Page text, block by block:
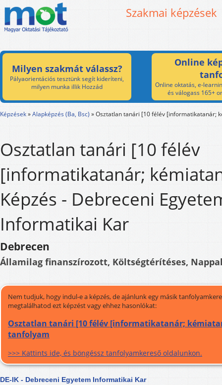
Szakmai képzések
Milyen szakmát válassz?
Pályaorientációs tesztünk segít kideríteni,
milyen munka illik Hozzád
Online
Online oktatás, e-
és válogass 165+
Képzések»Alapképzés (Ba, Bsc) »Osztatlan tanári [10 félév [informatikatanár;
Osztatlan tanári [10 félév
[informatikatanár;
Képzés - Debreceni
Informatikai Kar
Debrecen
Államilag finanszírozott, Költségtérítéses,
Nem tudjuk, hogy indul-e a képzés, de ajánlunk egy másik
megtalálhatod ezt képzést vagy ehhez hasonlókat:
Osztatlan tanári [10 félév [informatikatanár;
tanfolyam
>>> Kattints ide, és böngéssz tanfolyamkereső oldalunkon.
DE-IK - Debreceni Egyetem Informatikai Kar